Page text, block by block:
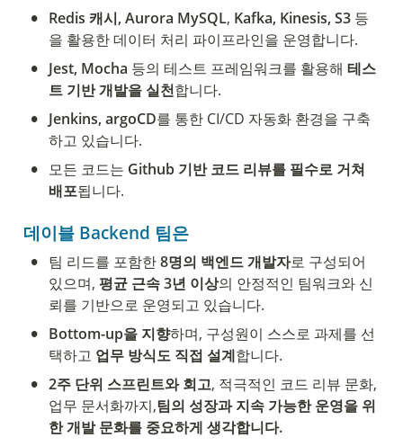
• Redis 캐시, Aurora MySQL, Kafka, Kinesis, S3 등
을 활용한 데이터 처리 파이프라인을 운영합니다.
• Jest, Mocha 등의 테스트 프레임워크를 활용해 테스
트 기반 개발을 실천합니다.
• Jenkins, argoCD를 통한 CI/CD 자동화 환경을 구축
하고 있습니다.
• 모든 코드는 Github 기반 코드 리뷰를 필수로 거쳐
배포됩니다.
데이블 Backend 팀은
• 팀 리드를 포함한 8명의 백엔드 개발자로 구성되어
있으며, 평균 근속 3년 이상의 안정적인 팀워크와 신
뢰를 기반으로 운영되고 있습니다.
• Bottom-up을 지향하며, 구성원이 스스로 과제를 선
택하고 업무 방식도 직접 설계합니다.
• 2주 단위 스프린트와 회고, 적극적인 코드 리뷰 문화,
업무 문서화까지,팀의 성장과 지속 가능한 운영을 위
한 개발 문화를 중요하게 생각합니다.